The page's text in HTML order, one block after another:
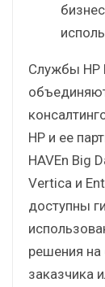
Службы HP
HP и ее
HAVEn Big
Vertica и
доступны
решения на
заказчика